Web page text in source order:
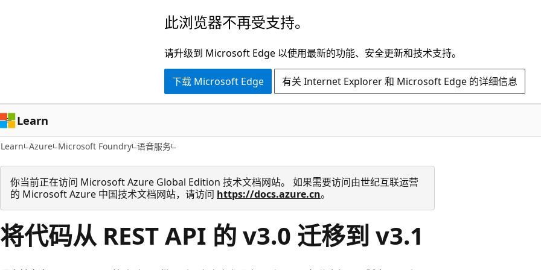
容
此浏览器不再受支持。
请升级到 Microsoft Edge 以使用最新的功能、安全更新和技术支持。
下载 Microsoft Edge 有关 Internet Explorer 和 Microsoft Edge 的详细信息
Learn
Learn Azure Microsoft Foundry 语音服务
你当前正在访问 Microsoft Azure Global Edition 技术文档网站。 如果需要访问由世纪互联运营
的 Microsoft Azure 中国技术文档网站，请访问 https://docs.azure.cn。
将代码从 REST API 的 v3.0 迁移到 v3.1